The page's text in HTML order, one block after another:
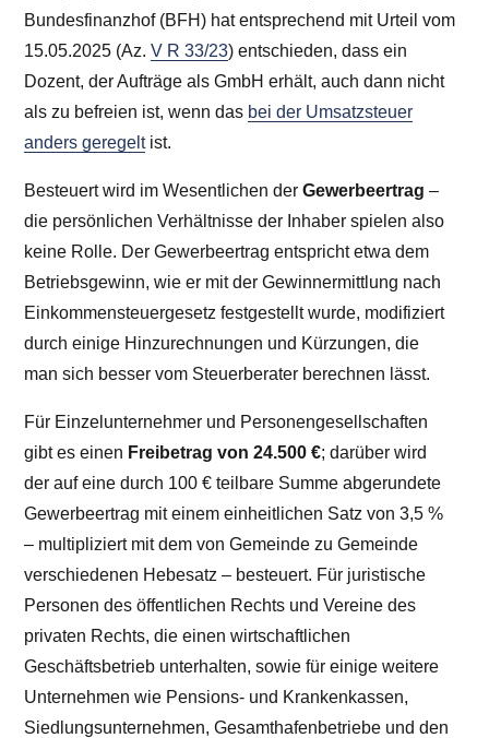
Bundesfinanzhof (BFH) hat entsprechend mit Urteil vom
15.05.2025 (Az.V R 33/23) entschieden, dass ein
Dozent, der Aufträge als GmbH erhält, auch dann nicht
als zu befreien ist, wenn das bei der Umsatzsteuer
anders geregeltist.
Besteuert wird im Wesentlichen derGewerbeertrag –
die persönlichen Verhältnisse der Inhaber spielen also
keine Rolle. Der Gewerbeertrag entspricht etwa dem
Betriebsgewinn, wie er mit der Gewinnermittlung nach
Einkommensteuergesetz festgestellt wurde, modifiziert
durch einige Hinzurechnungen und Kürzungen, die
man sich besser vom Steuerberater berechnen lässt.
Für Einzelunternehmer und Personengesellschaften
gibt es einen Freibetrag von 24.500 €; darüber wird
der auf eine durch 100 € teilbare Summe abgerundete
Gewerbeertrag mit einem einheitlichen Satz von 3,5 %
– multipliziert mit dem von Gemeinde zu Gemeinde
verschiedenen Hebesatz – besteuert. Für juristische
Personen des öffentlichen Rechts und Vereine des
privaten Rechts, die einen wirtschaftlichen
Geschäftsbetrieb unterhalten, sowie für einige weitere
Unternehmen wie Pensions- und Krankenkassen,
Siedlungsunternehmen, Gesamthafenbetriebe und den